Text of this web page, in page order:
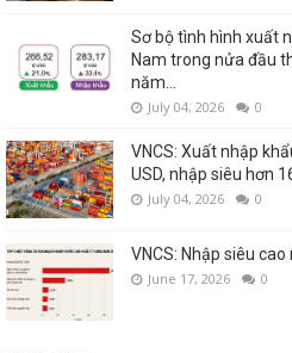
Sơ bộ tình hình xuất
Nam trong nửa đầu
năm...
July 04, 2026 0
VNCS: Xuất nhập
USD, nhập siêu hơn
July 04, 2026 0
VNCS: Nhập siêu
June 17, 2026 0